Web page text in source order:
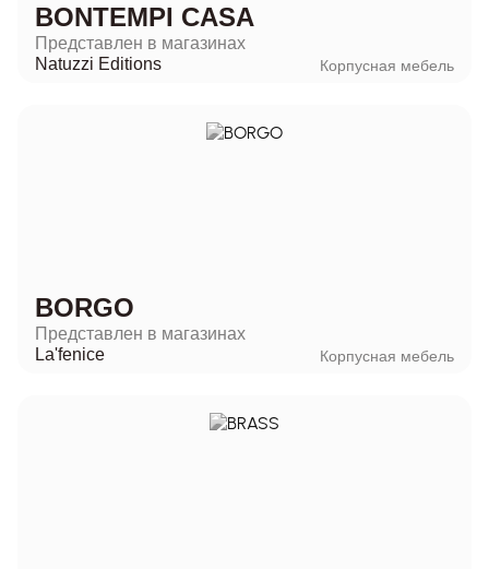
BONTEMPI CASA
Представлен в магазинах
Natuzzi Editions
Корпусная мебель
BORGO
Представлен в магазинах
La'fenice
Корпусная мебель